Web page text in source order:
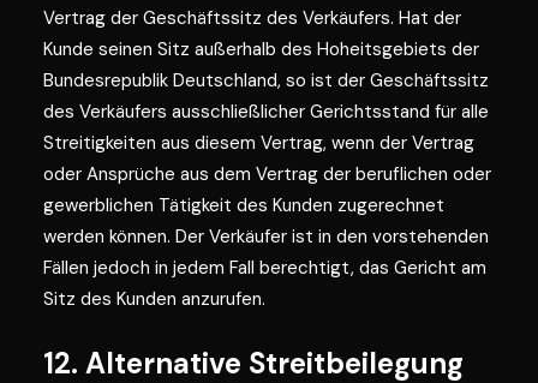
Vertrag der Geschäftssitz des Verkäufers. Hat der
Kunde seinen Sitz außerhalb des Hoheitsgebiets der
Bundesrepublik Deutschland, so ist der Geschäftssitz
des Verkäufers ausschließlicher Gerichtsstand für alle
Streitigkeiten aus diesem Vertrag, wenn der Vertrag
oder Ansprüche aus dem Vertrag der beruflichen oder
gewerblichen Tätigkeit des Kunden zugerechnet
werden können. Der Verkäufer ist in den vorstehenden
Fällen jedoch in jedem Fall berechtigt, das Gericht am
Sitz des Kunden anzurufen.
12. Alternative Streitbeilegung